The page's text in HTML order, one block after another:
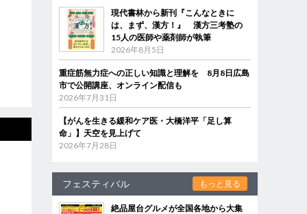
現代書林から新刊『こんなときに
は、まず、漢方！』 漢方三考塾の
15人の医師や薬剤師が執筆
2026年8月5日
重症筋無力症への正しい知識と理解を 8月8日広島
市で公開講座、オンライン配信も
2026年7月31日
【がんを生きる緩和ケア医・大橋洋平「足し算
命」】天空を見上げて
2026年7月28日
フェスティバル もっと見る
絶品屋台グルメが全国各地から大集